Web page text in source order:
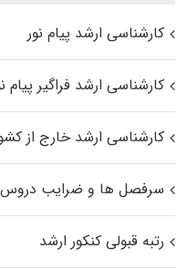
کارشناسی ارشد پیام نور
کارشناسی ارشد فراگیر پیام
کارشناسی ارشد خارج از
سرفصل ها و ضرایب دروس
رتبه قبولی کنکور ارشد